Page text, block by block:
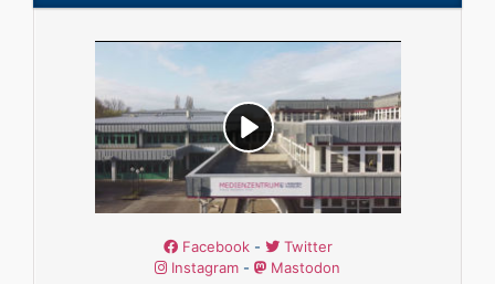
Facebook-
Twitter
Instagram - Mastodon